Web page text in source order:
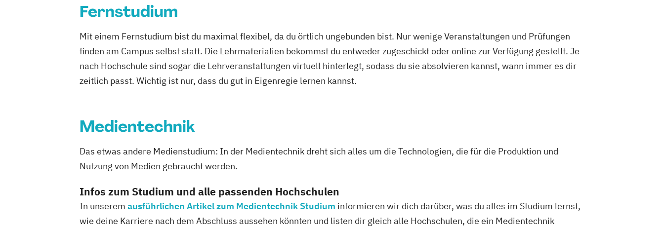
Fernstudium
Mit einem Fernstudium bist du maximal flexibel, da du örtlich ungebunden bist. Nur wenige Veranstaltungen und Prüfungen
finden am Campus selbst statt. Die Lehrmaterialien bekommst du entweder zugeschickt oder online zur Verfügung gestellt. Je
nach Hochschule sind sogar die Lehrveranstaltungen virtuell hinterlegt, sodass du sie absolvieren kannst, wann immer es dir
zeitlich passt. Wichtig ist nur, dass du gut in Eigenregie lernen kannst.
Medientechnik
Das etwas andere Medienstudium: In der Medientechnik dreht sich alles um die Technologien, die für die Produktion und
Nutzung von Medien gebraucht werden.
Infos zum Studium und alle passenden Hochschulen
In unserem ausführlichen Artikel zum Medientechnik Studium informieren wir dich darüber, was du alles im Studium lernst,
wie deine Karriere nach dem Abschluss aussehen könnten und listen dir gleich alle Hochschulen, die ein Medientechnik